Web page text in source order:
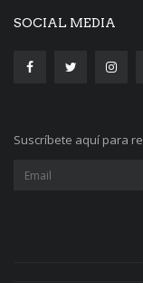
SOCIAL MEDIA
Suscríbete aquí para